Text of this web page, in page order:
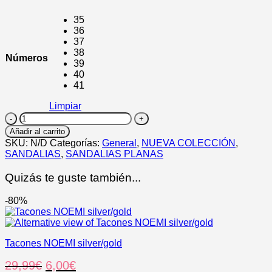
era:
29,99€.
es:
19,99€.
Números
35
36
37
38
39
40
41
Limpiar
SAMIRA
cantidad
Añadir al carrito
SKU: N/D Categorías: General , NUEVA COLECCIÓN ,
SANDALIAS, SANDALIAS PLANAS
Quizás te guste también...
-80%
Tacones NOEMI silver/gold
29,99€ El
6,00€El